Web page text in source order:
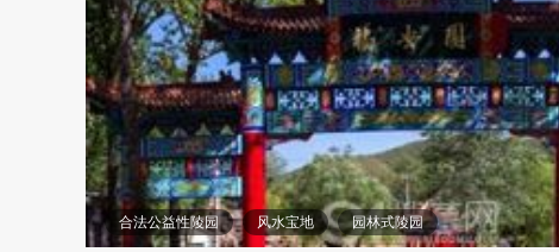
合法公益性陵园 风水宝地 园林式陵园